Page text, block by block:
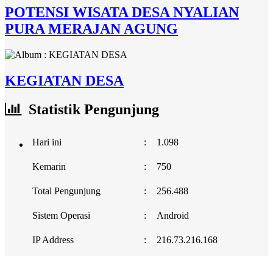
POTENSI WISATA DESA NYALIAN
PURA MERAJAN AGUNG
KEGIATAN DESA
Statistik Pengunjung
Hari ini : 1.098
Kemarin : 750
Total Pengunjung : 256.488
Sistem Operasi : Android
IP Address : 216.73.216.168